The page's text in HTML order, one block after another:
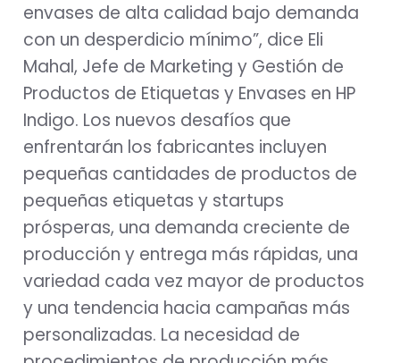
envases de alta calidad bajo demanda
con un desperdicio mínimo”, dice Eli
Mahal, Jefe de Marketing y Gestión de
Productos de Etiquetas y Envases en HP
Indigo. Los nuevos desafíos que
enfrentarán los fabricantes incluyen
pequeñas cantidades de productos de
pequeñas etiquetas y startups
prósperas, una demanda creciente de
producción y entrega más rápidas, una
variedad cada vez mayor de productos
y una tendencia hacia campañas más
personalizadas. La necesidad de